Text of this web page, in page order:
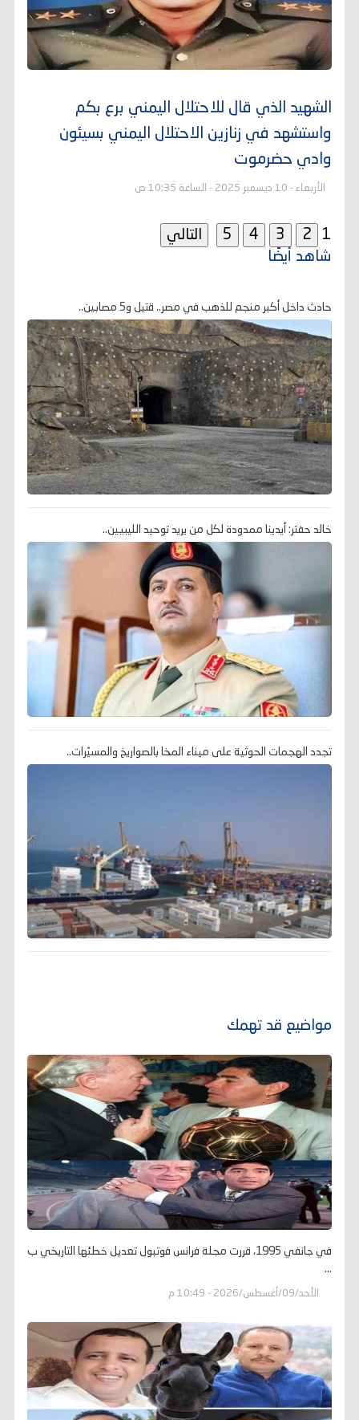
الشهيد الذي قال للاحتلال اليمني برع بكم
واستشهد في زنازين الاحتلال اليمني بسيئون
وادي حضرموت
الأربعاء - 10 ديسمبر 2025 - الساعة 10:35 ص
1
شاهد أيضًا
حادث داخل أكبر منجم للذهب في مصر.. قتيل و5 مصابين..
خالد حفتر: أيدينا ممدودة لكل من يريد توحيد الليبيين..
تجدد الهجمات الحوثية على ميناء المخا بالصواريخ والمسيّرات..
مواضيع قد تهمك
في جانفي 1995، قررت مجلة فرانس فوتبول تعديل خطئها التاريخي ب
...
الأحد/09/أغسطس/2026 - 10:49 م